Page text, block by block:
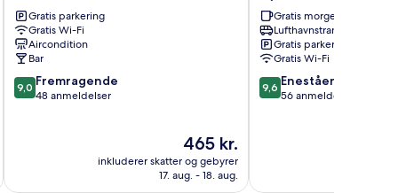
Göreme
Gratis parkering
Gratis Wi-Fi
Aircondition
Bar
9.0
ud
9,0 Fremragende
48 anmeldelser
Prisen
er
465 kr.
465 kr.
inkluderer skatter og gebyrer
17. aug. - 18. aug.
Gratis morgenmad
Lufthavnstransport
Gratis parkering
Gratis Wi-Fi
9.6
ud
9,6 Enestående
56 anmeldelser